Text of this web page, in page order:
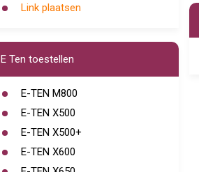
Link plaatsen
E Ten toestellen
E-TEN M800
E-TEN X500
E-TEN X500+
E-TEN X600